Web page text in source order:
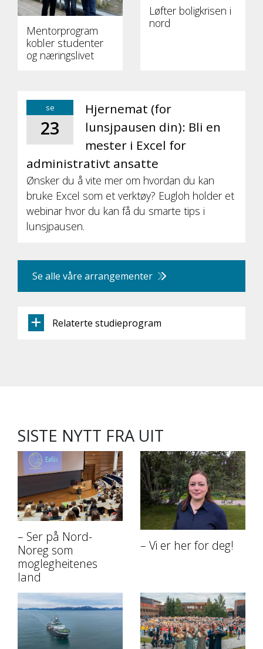
Mentorprogram
kobler studenter
og næringslivet
Løfter boligkrisen i
nord
se
23
Hjernemat (for
lunsjpausen din): Bli en
mester i Excel for
administrativt ansatte
Ønsker du å vite mer om hvordan du kan
bruke Excel som et verktøy? Eugloh holder et
webinar hvor du kan få du smarte tips i
lunsjpausen.
Se alle våre arrangementer
Relaterte studieprogram
SISTE NYTT FRA UIT
– Ser på Nord-
Noreg som
moglegheitenes
land
– Vi er her for deg!